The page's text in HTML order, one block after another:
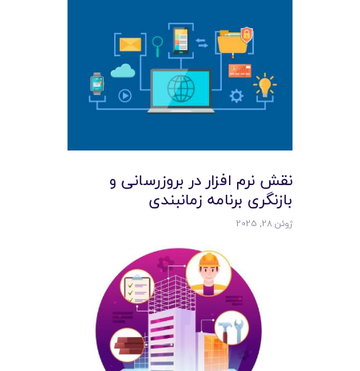
نقش نرم‌ افزار در بروزرسانی و
بازنگری برنامه زمانبندی
ژوئن 28, 2025